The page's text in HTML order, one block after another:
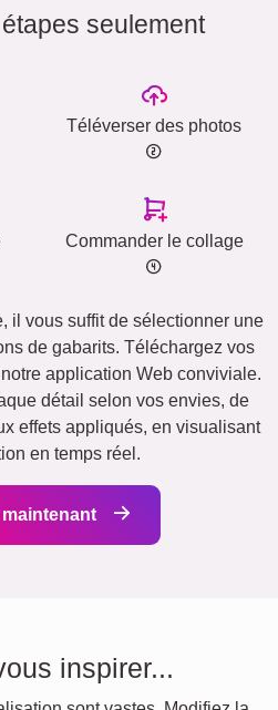
seulement
Téléverser des photos
Commander le collage
il vous suffit de sélectionner une
de gabarits. Téléchargez vos
application Web conviviale.
détail selon vos envies, de
effets appliqués, en visualisant
en temps réel.
maintenant
inspirer...